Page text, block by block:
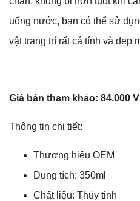
uống nước, bạn có thể sử
vật trang trí rất cá tính và đẹp
Giá bán tham khảo: 84.000
Thông tin chi tiết:
Thương hiệu OEM
Dung tích: 350ml
Chất liệu: Thủy tinh